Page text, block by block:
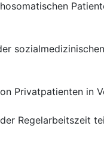
Privatpatienten in
Regelarbeitszeit